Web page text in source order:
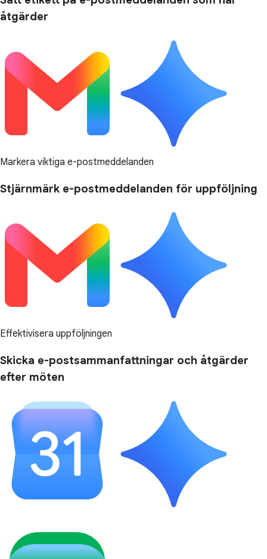
åtgärder
Markera viktiga e-postmeddelanden
Stjärnmärk e-postmeddelanden för uppföljning
Effektivisera uppföljningen
Skicka e-postsammanfattningar och åtgärder
efter möten